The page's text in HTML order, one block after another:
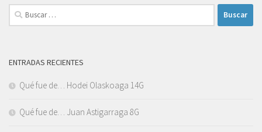
Buscar:
ENTRADAS RECIENTES
Qué fue de… Hodei Olaskoaga 14G
Qué fue de… Juan Astigarraga 8G